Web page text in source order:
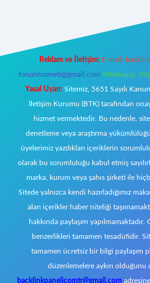
Reklam ve İletişim: E-mail:
forumhizmeti@gmail.com Whatsapp:
Yasal Uyarı: Sitemiz, 5651 Sayılı
İletişim Kurumu (BTK) tarafından
hizmet vermektedir. Bu nedenle,
denetleme veya araştırma
üyelerimiz yazdıkları içeriklerin
olarak bu sorumluluğu kabul etmiş
marka, kurum veya şahıs şirketi ile
Sitede yalnızca kendi hazırladığımız
alan içerikler haber niteliği
hakkında paylaşım
benzerlikleri tamamen tesadüfidir.
tamamen ücretsiz bir bilgi paylaşım
düzenlemelere aykırı
backlinkpanelicomtr@gmail.com